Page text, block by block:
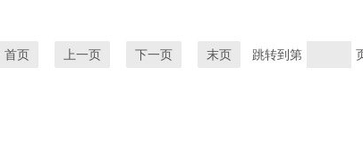
首页 上一页 下一页 末页 跳转到第